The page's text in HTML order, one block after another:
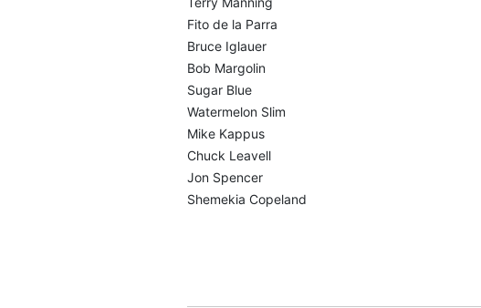
Fito de la Parra
Bruce Iglauer
Bob Margolin
Sugar Blue
Watermelon Slim
Mike Kappus
Chuck Leavell
Jon Spencer
Shemekia Copeland